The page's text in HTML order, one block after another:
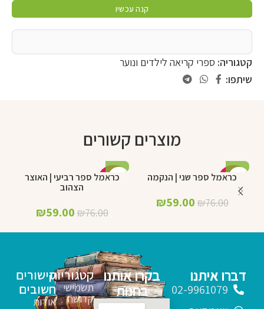
קנה עכשיו
קטגוריה: ספרי קריאה לילדים ונוער
שיתפו:
מוצרים קשורים
-22%
כראמל ספר שני | הנקמה
₪76.00
₪59.00
-22%
כראמל ספר רביעי | האוצר
הצהוב
₪76.00
₪59.00
קטגוריות
תשמישי
קדושה
קישורים
חשובים
אודות
דברו איתנו
02-9961079
בקרו אותנו
בחנות